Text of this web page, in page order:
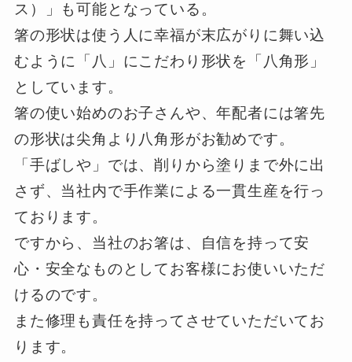
ス）」も可能となっている。
箸の形状は使う人に幸福が末広がりに舞い込
むように「八」にこだわり形状を「八角形」
としています。
箸の使い始めのお子さんや、年配者には箸先
の形状は尖角より八角形がお勧めです。
「手ばしや」では、削りから塗りまで外に出
さず、当社内で手作業による一貫生産を行っ
ております。
ですから、当社のお箸は、自信を持って安
心・安全なものとしてお客様にお使いいただ
けるのです。
また修理も責任を持ってさせていただいてお
ります。